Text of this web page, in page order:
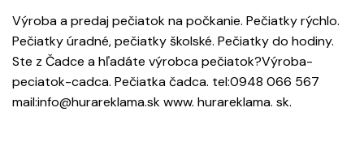
Výroba a predaj pečiatok na počkanie. Pečiatky rýchlo.
Pečiatky úradné, pečiatky školské. Pečiatky do hodiny.
Ste z Čadce a hľadáte výrobca pečiatok?Výroba-
peciatok-cadca. Pečiatka čadca. tel:0948 066 567
mail:info@hurareklama.sk www. hurareklama. sk.